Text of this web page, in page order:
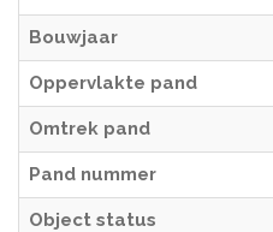
Bouwjaar
Oppervlakte pand
Omtrek pand
Pand nummer
Object status